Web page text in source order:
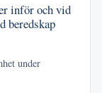
inför och vid
beredskap
under